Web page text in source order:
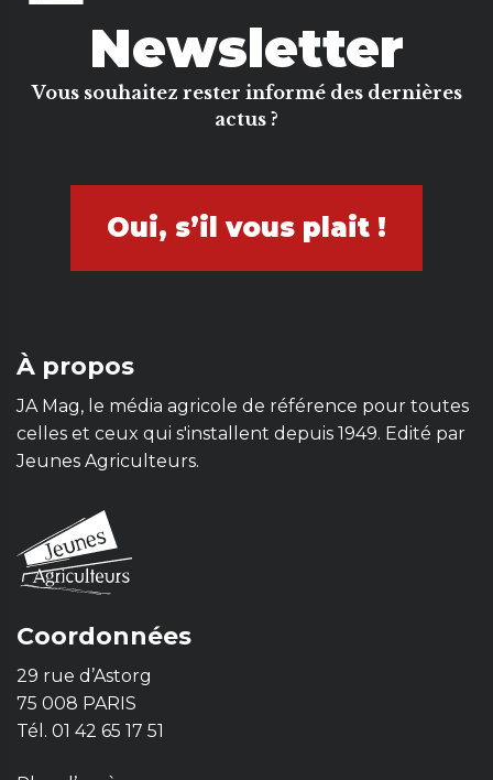
Newsletter
Vous souhaitez rester informé des dernières
actus ?
Oui, s’il vous plait !
À propos
JA Mag, le média agricole de référence pour toutes
celles et ceux qui s'installent depuis 1949. Edité par
Jeunes Agriculteurs.
Coordonnées
29 rue d’Astorg
75 008 PARIS
Tél. 01 42 65 17 51